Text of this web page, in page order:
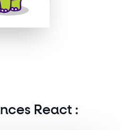
React :